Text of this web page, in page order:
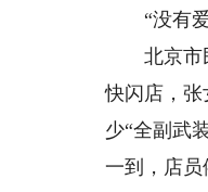
“没有爱
北京市民
快闪店，
少“全副武
一到，店员